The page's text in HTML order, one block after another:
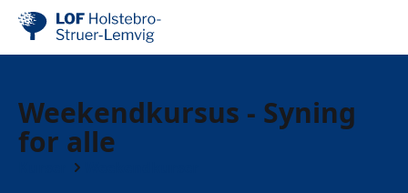
Weekendkursus - Syning
for alle